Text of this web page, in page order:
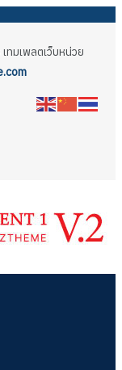
ทมเพลตเว็บหน่วย